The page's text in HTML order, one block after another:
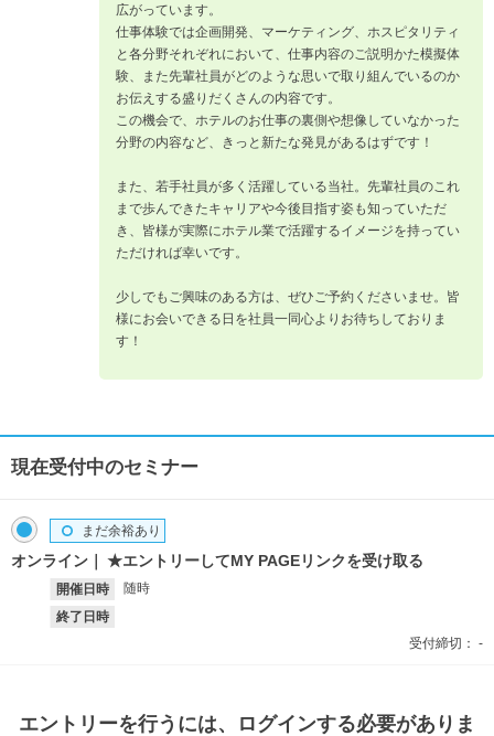
広がっています。
仕事体験では企画開発、マーケティング、ホスピタリティ
と各分野それぞれにおいて、仕事内容のご説明かた模擬体
験、また先輩社員がどのような思いで取り組んでいるのか
お伝えする盛りだくさんの内容です。
この機会で、ホテルのお仕事の裏側や想像していなかった
分野の内容など、きっと新たな発見があるはずです！
また、若手社員が多く活躍している当社。先輩社員のこれ
まで歩んできたキャリアや今後目指す姿も知っていただ
き、皆様が実際にホテル業で活躍するイメージを持ってい
ただければ幸いです。
少しでもご興味のある方は、ぜひご予約くださいませ。皆
様にお会いできる日を社員一同心よりお待ちしておりま
す！
現在受付中のセミナー
オンライン ★エントリーしてMY PAGEリンクを受け取る
開催日時
随時
終了日時
まだ余裕あり
受付締切： -
エントリーを行うには、ログインする必要がありま